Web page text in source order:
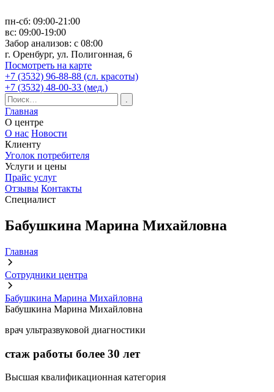
пн-сб: 09:00-21:00
вс: 09:00-19:00
Забор анализов: с 08:00
г. Оренбург, ул. Полигонная, 6
Посмотреть на карте
+7 (3532) 96-88-88 (сл. красоты)
+7 (3532) 48-00-33 (мед.)
Главная
О центре
О нас Новости
Клиенту
Уголок потребителя
Услуги и цены
Прайс услуг
Отзывы Контакты
Специалист
Бабушкина Марина Михайловна
Главная
Сотрудники центра
Бабушкина Марина Михайловна
Бабушкина Марина Михайловна
врач ультразвуковой диагностики
стаж работы более 30 лет
Высшая квалификационная категория